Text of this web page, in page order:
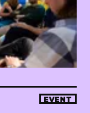
EVENT